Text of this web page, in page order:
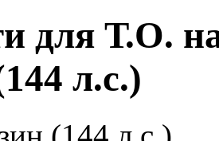
для Т.О.
л.с.)